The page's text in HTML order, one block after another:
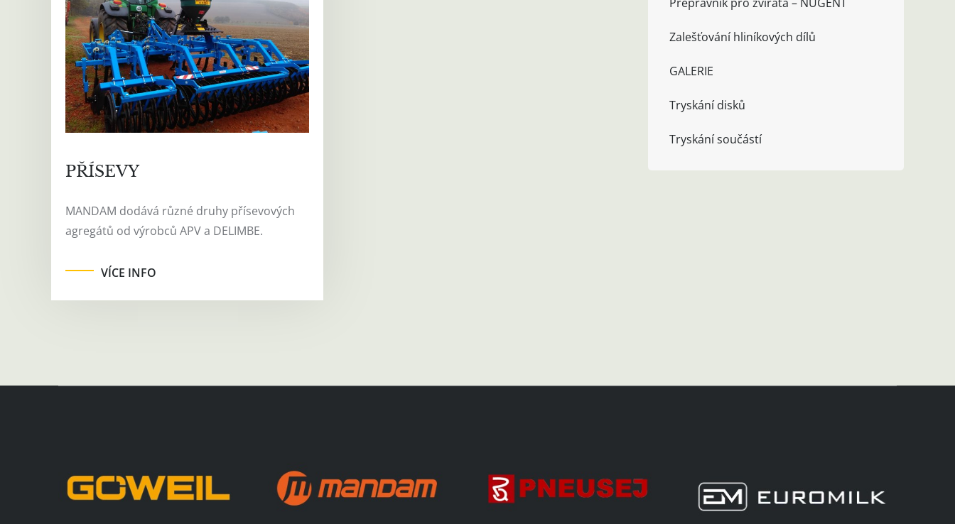
PŘÍSEVY
MANDAM dodává různé druhy přísevových
agregátů od výrobců APV a DELIMBE.
VÍCE INFO
Zalešťování hliníkových dílů
GALERIE
Tryskání disků
Tryskání součástí